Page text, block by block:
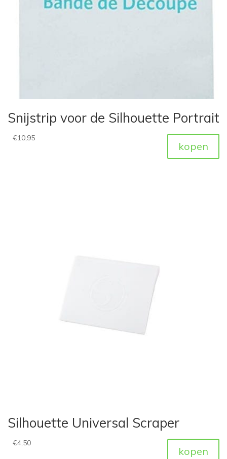
Snijstrip voor de Silhouette Portrait
€10,95
kopen
Silhouette Universal Scraper
€4,50
kopen